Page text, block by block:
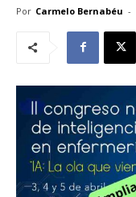
Por Carmelo Bernabéu -